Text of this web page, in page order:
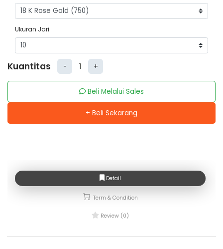
Ukuran Jari
Kuantitas - +
Beli Melalui Sales
+ Beli Sekarang
Detail
Term & Condition
Review (0)